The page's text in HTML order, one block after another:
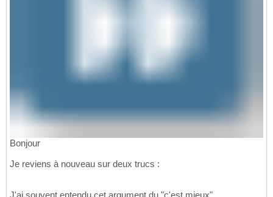
Bonjour
Je reviens à nouveau sur deux trucs :